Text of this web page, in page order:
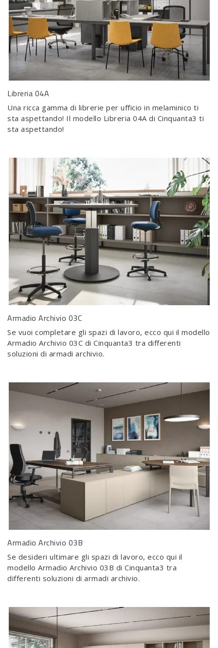
Libreria 04A
Una ricca gamma di librerie per ufficio in melaminico ti
sta aspettando! Il modello Libreria 04A di Cinquanta3 ti
sta aspettando!
Armadio Archivio 03C
Se vuoi completare gli spazi di lavoro, ecco qui il modello
Armadio Archivio 03C di Cinquanta3 tra differenti
soluzioni di armadi archivio.
Armadio Archivio 03B
Se desideri ultimare gli spazi di lavoro, ecco qui il
modello Armadio Archivio 03B di Cinquanta3 tra
differenti soluzioni di armadi archivio.